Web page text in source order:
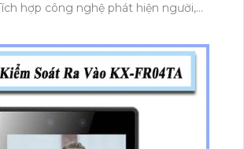
hợp công nghệ phát hiện người,
trữ 256GB và đàm thoại 2 chiều
điều khiển.